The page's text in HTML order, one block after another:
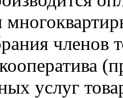
членов
услуг